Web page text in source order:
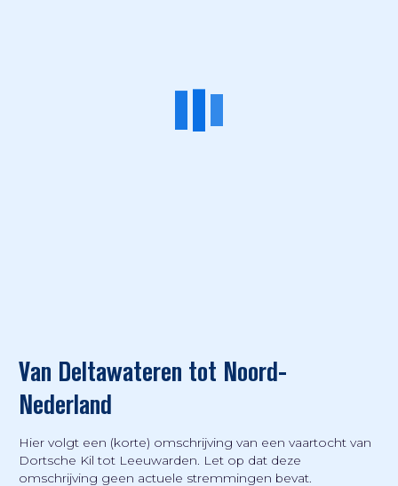
Van Deltawateren tot Noord-
Nederland
Hier volgt een (korte) omschrijving van een vaartocht van
Dortsche Kil tot Leeuwarden. Let op dat deze
omschrijving geen actuele stremmingen bevat.